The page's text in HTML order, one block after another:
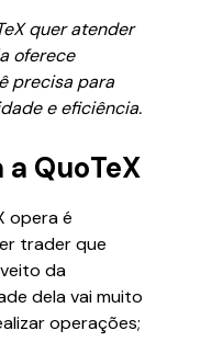
quer atender
oferece
precisa para
e eficiência.
QuoTeX
opera é
trader que
da
dela vai muito
operações;